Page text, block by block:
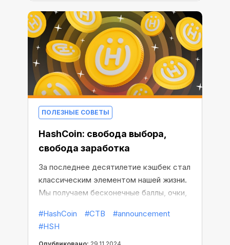
ПОЛЕЗНЫЕ СОВЕТЫ
HashCoin: свобода выбора,
свобода заработка
За последнее десятилетие кэшбек стал
классическим элементом нашей жизни.
Мы получаем бесконечные баллы, очки,
или использовать для покупки
ограниченного числа товаров…
#HashCoin #CTB
#announcement
#HSH
Опубликовано: 29.11.2024